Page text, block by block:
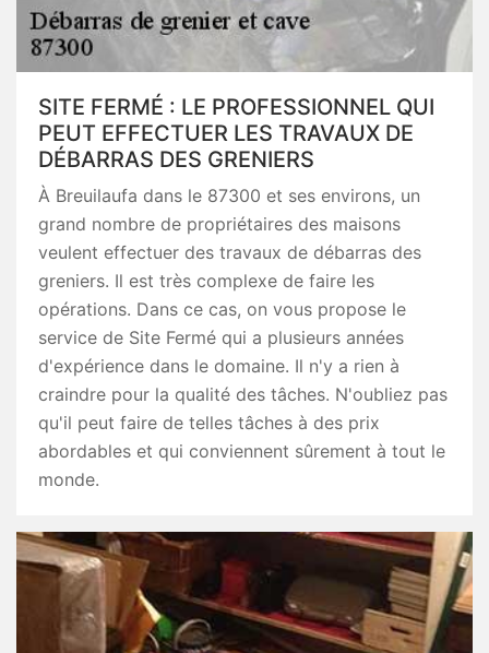
SITE FERMÉ : LE PROFESSIONNEL QUI
PEUT EFFECTUER LES TRAVAUX DE
DÉBARRAS DES GRENIERS
À Breuilaufa dans le 87300 et ses environs, un
grand nombre de propriétaires des maisons
veulent effectuer des travaux de débarras des
greniers. Il est très complexe de faire les
opérations. Dans ce cas, on vous propose le
service de Site Fermé qui a plusieurs années
d'expérience dans le domaine. Il n'y a rien à
craindre pour la qualité des tâches. N'oubliez pas
qu'il peut faire de telles tâches à des prix
abordables et qui conviennent sûrement à tout le
monde.